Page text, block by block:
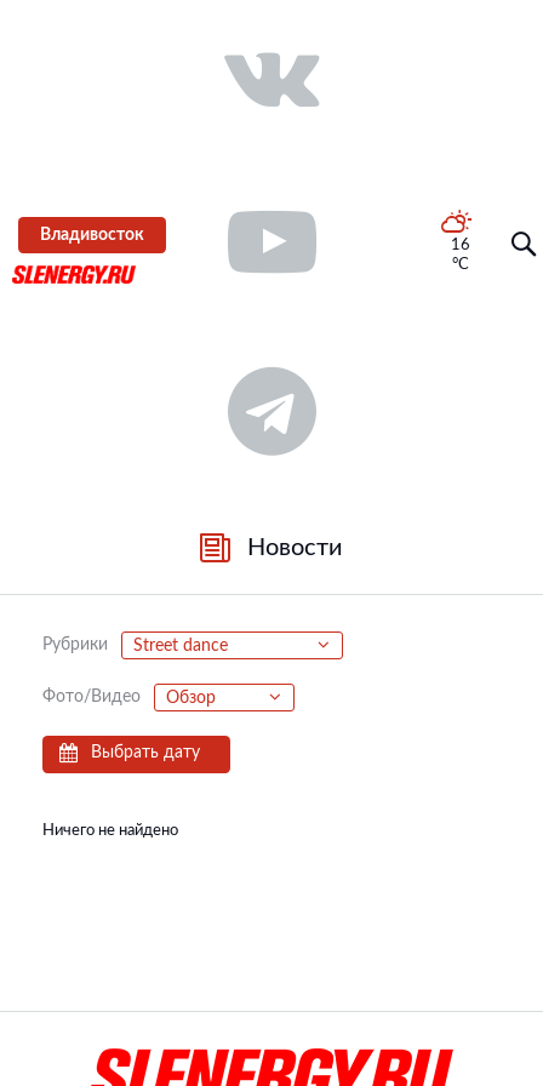
Владивосток
16
°C
Новости
Рубрики Street dance
Фото/Видео Обзор
Выбрать дату
Ничего не найдено